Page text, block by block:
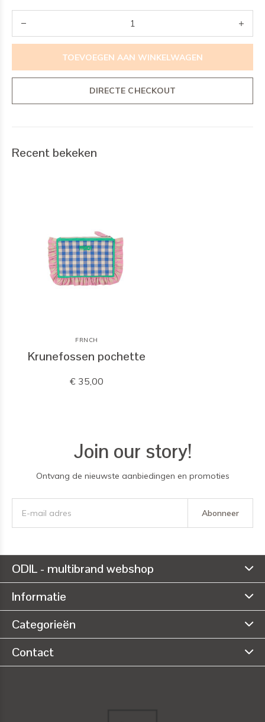
TOEVOEGEN AAN WINKELWAGEN
DIRECTE CHECKOUT
Recent bekeken
FRNCH
Krunefossen pochette
€ 35,00
Join our story!
Ontvang de nieuwste aanbiedingen en promoties
Abonneer
ODIL - multibrand webshop
Informatie
Categorieën
Contact